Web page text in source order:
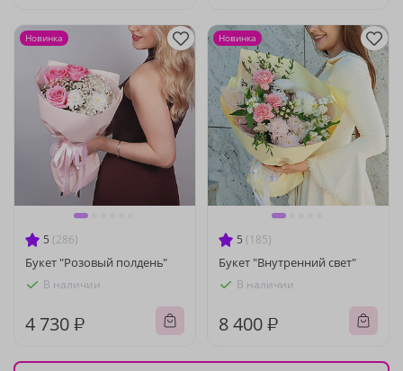
5 (286)
Букет "Розовый полдень"
В наличии
4 730 ₽
Новинка
5 (185)
Букет "Внутренний свет"
В наличии
8 400 ₽
Новинка